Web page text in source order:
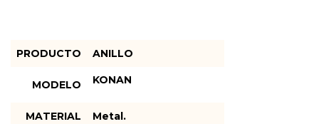
PRODUCTO ANILLO
MODELO KONAN
MATERIAL Metal.